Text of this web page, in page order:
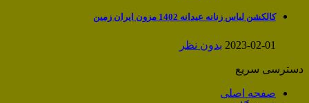
کالکشن لباس زنانه عیدانه 1402 مزون ایران زمین
2023-02-01 بدون نظر
دسترسی سریع
صفحه اصلی